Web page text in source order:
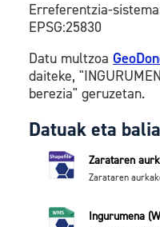
Erreferentzia-
EPSG:25830
Datu multzoa
daiteke,
berezia" geruzetan.
Datuak eta
Zarataren
Zarataren
Ingurumena